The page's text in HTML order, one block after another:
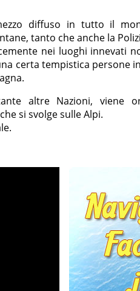
diffuso in tutto il
tanto che anche la
nei luoghi innevati
certa tempistica persone
altre Nazioni, viene
si svolge sulle Alpi.